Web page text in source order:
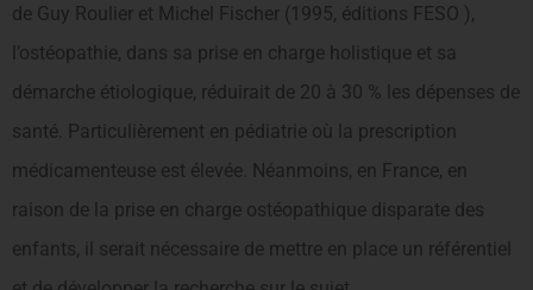
de Guy Roulier et Michel Fischer (1995, éditions FESO ),
l’ostéopathie, dans sa prise en charge holistique et sa
démarche étiologique, réduirait de 20 à 30 % les dépenses de
santé. Particulièrement en pédiatrie où la prescription
médicamenteuse est élevée. Néanmoins, en France, en
raison de la prise en charge ostéopathique disparate des
enfants, il serait nécessaire de mettre en place un référentiel